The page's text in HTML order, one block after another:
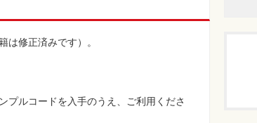
は修正済みです）。
プルコードを入手のうえ、ご利用くださ